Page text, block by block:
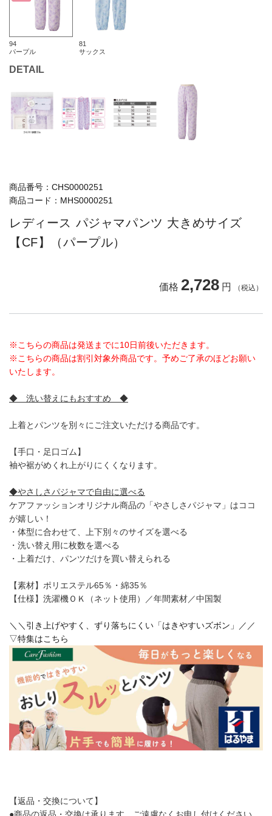
94
パープル
81
サックス
DETAIL
商品番号： CHS0000251
商品コード： MHS0000251
レディース パジャマパンツ 大きめサイズ
【CF】（パープル）
価格 2,728 円 （税込）
※こちらの商品は発送までに10日前後いただきます。
※こちらの商品は割引対象外商品です。予めご了承のほどお願い
いたします。
◆ 洗い替えにもおすすめ ◆
上着とパンツを別々にご注文いただける商品です。
【手口・足口ゴム】
袖や裾がめくれ上がりにくくなります。
◆やさしさパジャマで自由に選べる
ケアファッションオリジナル商品の「やさしさパジャマ」はココ
が嬉しい！
・体型に合わせて、上下別々のサイズを選べる
・洗い替え用に枚数を選べる
・上着だけ、パンツだけを買い替えられる
【素材】ポリエステル65％・綿35％
【仕様】洗濯機ＯＫ（ネット使用）／年間素材／中国製
＼＼引き上げやすく、ずり落ちにくい「はきやすいズボン」／／
▽特集はこちら
【返品・交換について】
●商品の返品・交換は承ります。ご遠慮なくお申し付けください。